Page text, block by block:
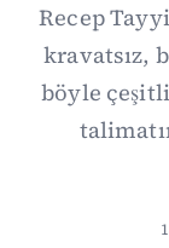
Recep
kravatsız,
böyle